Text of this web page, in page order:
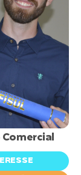
inscrições
abertas